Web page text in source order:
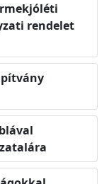
rendelet